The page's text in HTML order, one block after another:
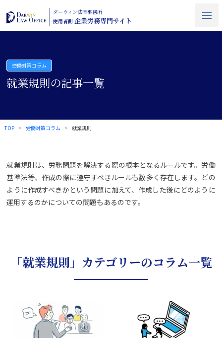
ダーウィン法律事務所
使用者側 企業労務専門サイト
労働対策コラム
就業規則の記事一覧
TOP 労働対策コラム 就業規則
就業規則は、労務問題を解決する際の根本となるルールです。労働
基準法等、作成の際に遵守すべきルールも数多く存在します。どの
ように作成すべきかという問題に加えて、作成した後にどのように
運用するのかについての問題もあるのです。
「就業規則」カテゴリーのコラム一覧